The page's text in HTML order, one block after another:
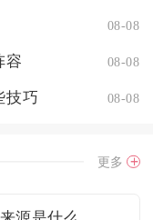
08-08
容 08-08
技巧 08-08
更多